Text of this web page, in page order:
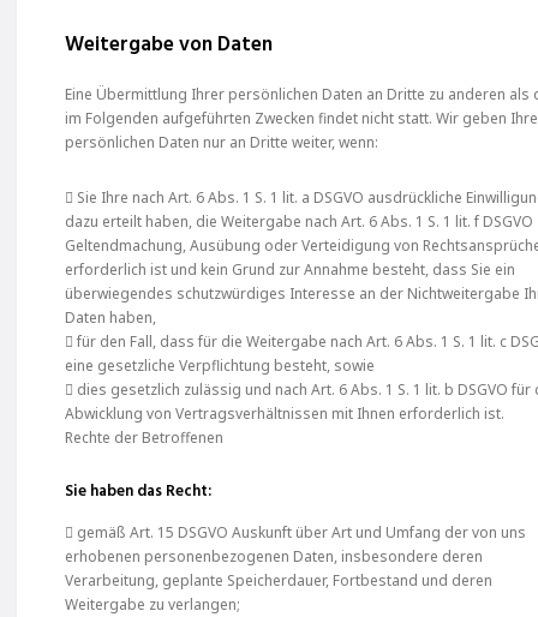
Weitergabe von Daten
Eine Übermittlung Ihrer persönlichen Daten an Dritte zu anderen als
im Folgenden aufgeführten Zwecken findet nicht statt. Wir geben Ihre
persönlichen Daten nur an Dritte weiter, wenn:
 Sie Ihre nach Art. 6 Abs. 1 S. 1 lit. a DSGVO ausdrückliche
dazu erteilt haben, die Weitergabe nach Art. 6 Abs. 1 S. 1 lit. f DSGVO
Geltendmachung, Ausübung oder Verteidigung von
erforderlich ist und kein Grund zur Annahme besteht, dass Sie ein
überwiegendes schutzwürdiges Interesse an der Nichtweitergabe
Daten haben,
 für den Fall, dass für die Weitergabe nach Art. 6 Abs. 1 S. 1 lit. c
eine gesetzliche Verpflichtung besteht, sowie
 dies gesetzlich zulässig und nach Art. 6 Abs. 1 S. 1 lit. b DSGVO für
Abwicklung von Vertragsverhältnissen mit Ihnen erforderlich ist.
Rechte der Betroffenen
Sie haben das Recht:
 gemäß Art. 15 DSGVO Auskunft über Art und Umfang der von uns
erhobenen personenbezogenen Daten, insbesondere deren
Verarbeitung, geplante Speicherdauer, Fortbestand und deren
Weitergabe zu verlangen;